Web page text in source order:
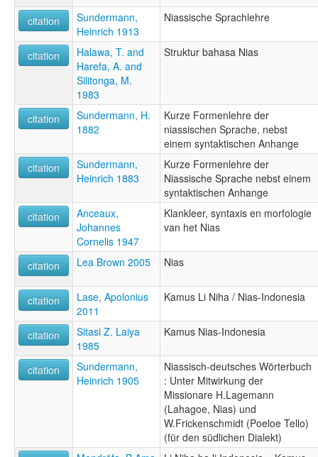
wals other:
Nias Selatan
citation
Sundermann,
Heinrich 1913
Niassische Sprachlehre
citation
Halawa, T. and
Harefa, A. and
Silitonga, M.
1983
Struktur bahasa Nias
citation
Sundermann, H.
1882
Kurze Formenlehre der
niassischen Sprache, nebst
einem syntaktischen Anhange
citation
Sundermann,
Heinrich 1883
Kurze Formenlehre der
Niassische Sprache nebst einem
syntaktischen Anhange
citation
Anceaux,
Johannes
Cornelis 1947
Klankleer, syntaxis en morfologie
van het Nias
citation Lea Brown 2005 Nias
citation
Lase, Apolonius
2011
Kamus Li Niha / Nias-Indonesia
citation
Sitasi Z. Laiya
1985
Kamus Nias-Indonesia
citation
Sundermann,
Heinrich 1905
Niassisch-deutsches Wörterbuch
: Unter Mitwirkung der
Missionare H.Lagemann
(Lahagoe, Nias) und
W.Frickenschmidt (Poeloe Tello)
(für den südlichen Dialekt)